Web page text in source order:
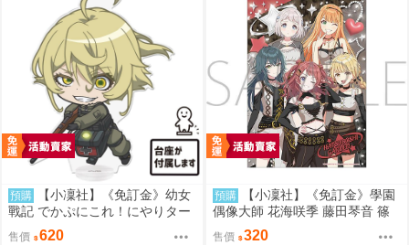
預購
【小凜社】《免訂金》幼女
戰記 でかぷにこれ！にやりター
ニャ 譚雅 壓克力立牌
售價 620
預購
【小凜社】《免訂金》學園
偶像大師 花海咲季 藤田琴音 篠
澤廣 ECLIPSE LIGHT A3海報
售價 320